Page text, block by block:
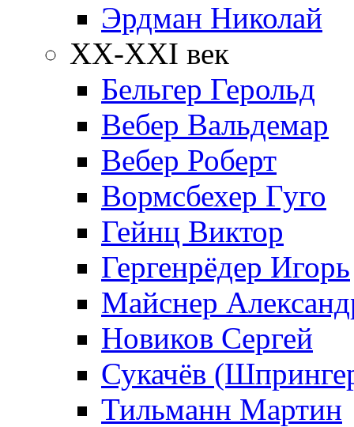
Эрдман Николай
ХХ-XXI век
Бельгер Герольд
Вебер Вальдемар
Вебер Роберт
Вормсбехер Гуго
Гейнц Виктор
Гергенрёдер Игорь
Майснер
Новиков Сергей
Сукачёв
Тильманн Мартин